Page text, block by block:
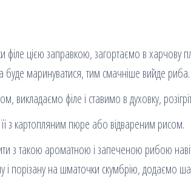
цією заправкою, загортаємо в харчову
маринуватися, тим смачніше вийде риба.
викладаємо філе і ставимо в духовку,
з картопляним пюре або відвареним рисом.
з такою ароматною і запеченою рибою
і порізану на шматочки скумбрію, додаємо